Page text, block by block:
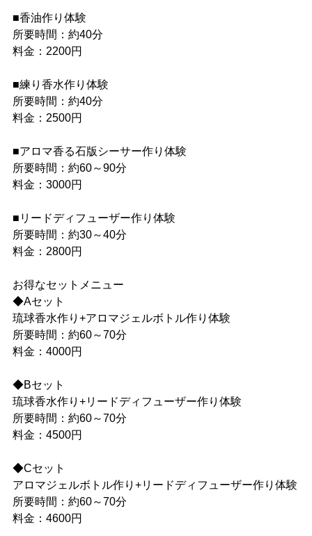
■香油作り体験
所要時間：約40分
料金：2200円
■練り香水作り体験
所要時間：約40分
料金：2500円
■アロマ香る石版シーサー作り体験
所要時間：約60～90分
料金：3000円
■リードディフューザー作り体験
所要時間：約30～40分
料金：2800円
お得なセットメニュー
◆Aセット
琉球香水作り+アロマジェルボトル作り体験
所要時間：約60～70分
料金：4000円
◆Bセット
琉球香水作り+リードディフューザー作り体験
所要時間：約60～70分
料金：4500円
◆Cセット
アロマジェルボトル作り+リードディフューザー作り体験
所要時間：約60～70分
料金：4600円